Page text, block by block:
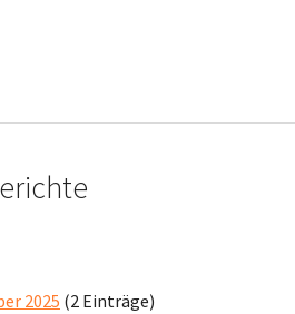
2025 (2 Einträge)